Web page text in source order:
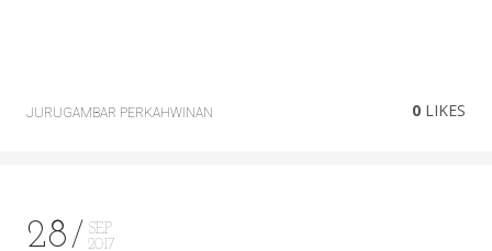
JURUGAMBAR PERKAHWINAN 0 LIKES
28
SEP
2017